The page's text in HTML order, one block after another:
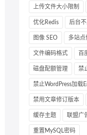
上传文件大小限制
优化Redis 后台
图像 SEO 多站点
文件编码格式 百
磁盘配额管理 禁
禁止WordPress加载
禁用文章修订版本
缓存主题 联盟广
重置MySQL密码